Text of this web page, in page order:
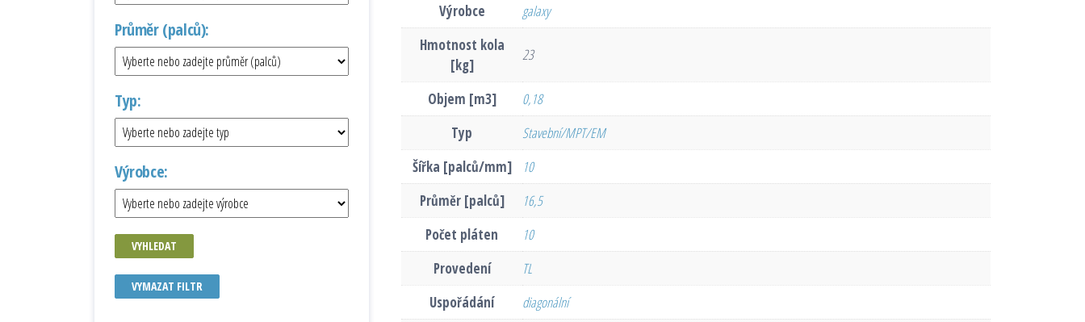
Výrobce
galaxy
Hmotnost kola
[kg]
23
Objem [m3]
0,18
Typ
Stavební/MPT/EM
Šířka [palců/mm]
10
Průměr [palců]
16,5
Počet pláten
10
Provedení
TL
Uspořádání
diagonální
Průměr (palců):
Typ:
Výrobce:
VYHLEDAT
VYMAZAT FILTR